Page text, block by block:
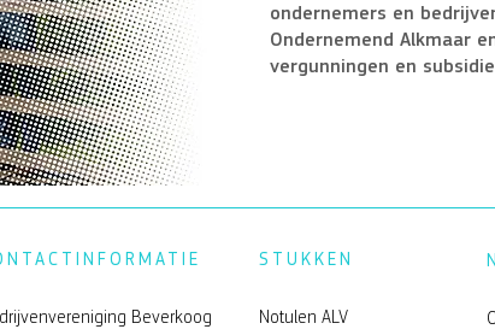
ondernemers en
Ondernemend Alkmaar
vergunningen en
Beverkoog
STUKKEN
Notulen ALV